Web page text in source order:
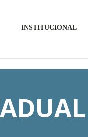
INSTITUCIONAL